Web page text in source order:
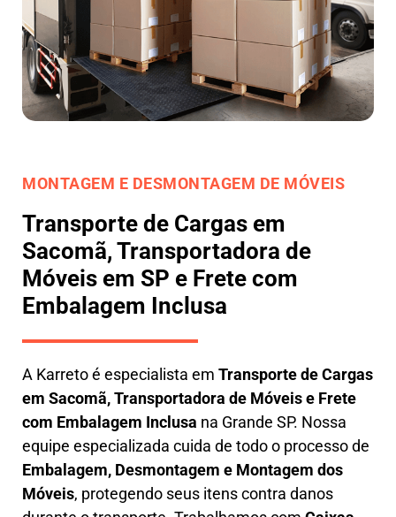
MONTAGEM E DESMONTAGEM DE MÓVEIS
Transporte de Cargas em
Sacomã, Transportadora de
Móveis em SP e Frete com
Embalagem Inclusa
A Karretoé especialista em Transporte de Cargas
em Sacomã,Transportadora de Móveis e Frete
com Embalagem Inclusa na Grande SP. Nossa
equipe especializada cuida de todo o processo de
Embalagem, Desmontagem e Montagem dos
Móveis, protegendo seus itens contra danos